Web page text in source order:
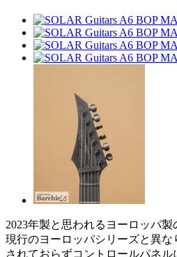
2023年製と思われるヨーロッパ製
現行のヨーロッパシリーズと異
されておらずコントロールパネル